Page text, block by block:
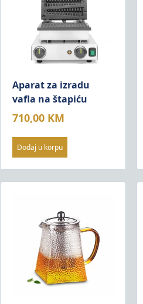
Aparat za izradu
vafla na štapiću
710,00 KM
Dodaj u korpu